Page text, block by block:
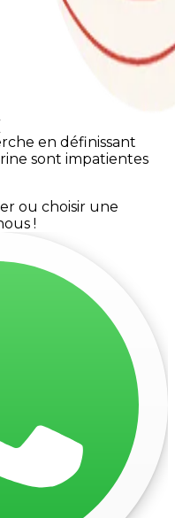
en définissant
sont impatientes
ou choisir une
!